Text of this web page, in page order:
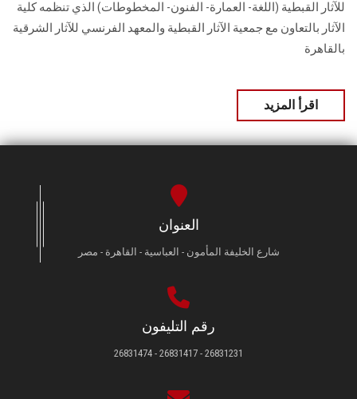
سجل الان
للآثار القبطية (اللغة- العمارة- الفنون- المخطوطات) الذي تنظمه كلية
الآثار بالتعاون مع جمعية الآثار القبطية والمعهد الفرنسي للآثار الشرقية
بالقاهرة
اقرأ المزيد
العنوان
شارع الخليفة المأمون - العباسية - القاهرة - مصر
رقم التليفون
26831231 - 26831417 - 26831474